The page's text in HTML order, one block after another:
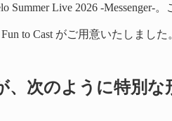
Summer Live 2026 -Messenger-
to Cast がご用意いたしました
、次のように特別